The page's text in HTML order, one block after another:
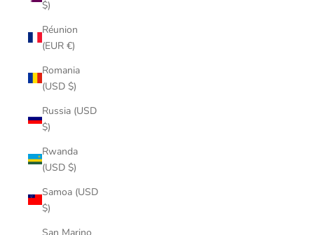
$)
Réunion
(EUR €)
Romania
(USD $)
Russia (USD
$)
Rwanda
(USD $)
Samoa (USD
$)